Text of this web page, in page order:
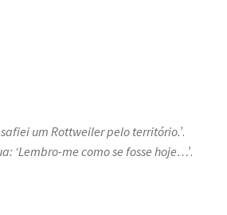
um Rottweiler pelo território.’.
‘Lembro-me como se fosse hoje…’.